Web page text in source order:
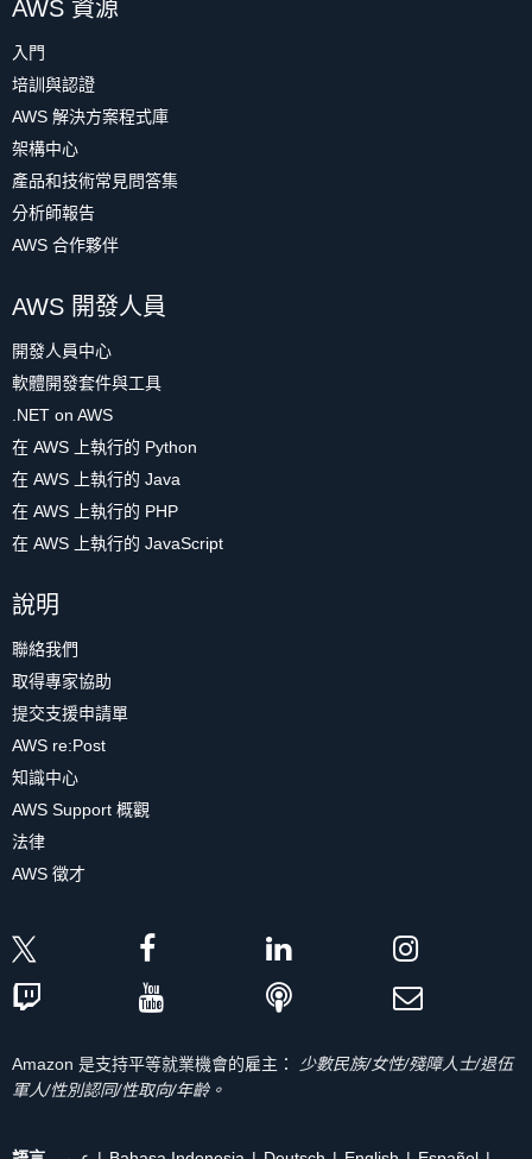
AWS 資源
入門
培訓與認證
AWS 解決方案程式庫
架構中心
產品和技術常見問答集
分析師報告
AWS 合作夥伴
AWS 開發人員
開發人員中心
軟體開發套件與工具
.NET on AWS
在 AWS 上執行的 Python
在 AWS 上執行的 Java
在 AWS 上執行的 PHP
在 AWS 上執行的 JavaScript
說明
聯絡我們
取得專家協助
提交支援申請單
AWS re:Post
知識中心
AWS Support 概觀
法律
AWS 徵才
Amazon 是支持平等就業機會的雇主：
少數民族/女性/殘障人士/退伍
軍人/性別認同/性取向/年齡。